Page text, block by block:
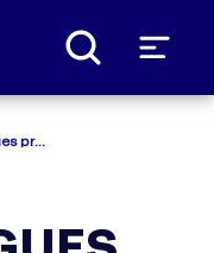
Dojo artigues pres bordeaux